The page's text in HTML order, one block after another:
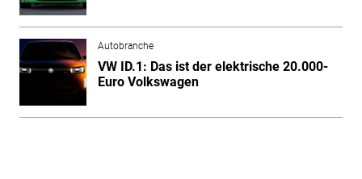
Autobranche
VW ID.1: Das ist der elektrische 20.000-
Euro Volkswagen